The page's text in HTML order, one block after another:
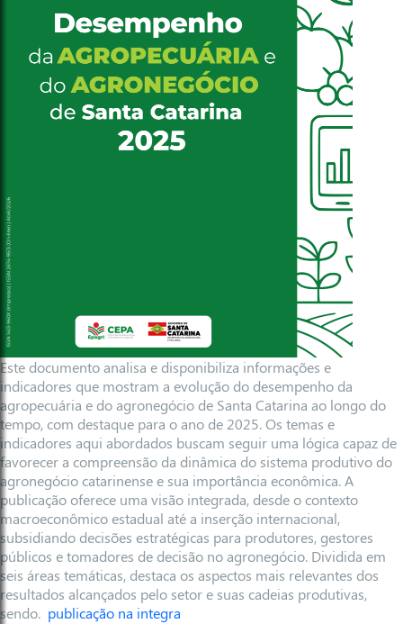
Este documento analisa e disponibiliza informações e
indicadores que mostram a evolução do desempenho da
agropecuária e do agronegócio de Santa Catarina ao longo do
tempo, com destaque para o ano de 2025. Os temas e
indicadores aqui abordados buscam seguir uma lógica capaz de
favorecer a compreensão da dinâmica do sistema produtivo do
agronegócio catarinense e sua importância econômica. A
publicação oferece uma visão integrada, desde o contexto
macroeconômico estadual até a inserção internacional,
subsidiando decisões estratégicas para produtores, gestores
públicos e tomadores de decisão no agronegócio. Dividida em
seis áreas temáticas, destaca os aspectos mais relevantes dos
resultados alcançados pelo setor e suas cadeias produtivas,
sendo. publicação na integra